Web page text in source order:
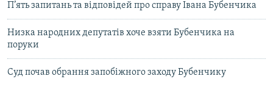
П’ять запитань та відповідей про справу Івана Бубенчика
Низка народних депутатів хоче взяти Бубенчика на
поруки
Суд почав обрання запобіжного заходу Бубенчику